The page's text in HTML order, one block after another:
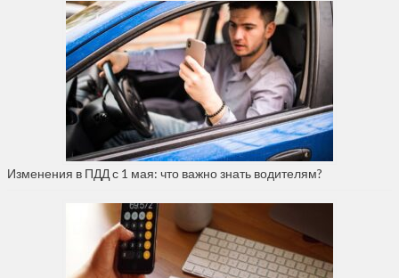
Изменения в ПДД с 1 мая: что важно знать водителям?